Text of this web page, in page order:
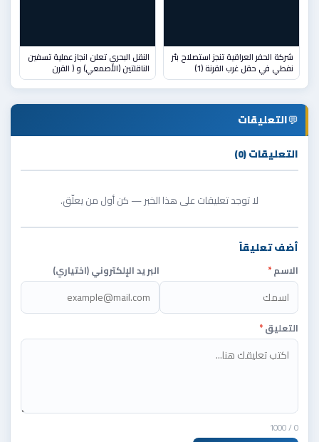
شركة الحفر العراقية تنجز استصلاح بئر
نفطي في حقل غرب القرنة (1)
النقل البحري تعلن انجاز عملية تسفين
الناقلتين (الأصمعي) و ( القرن
💬التعليقات
التعليقات (0)
لا توجد تعليقات على هذا الخبر — كن أول من يعلّق.
أضف تعليقاً
الاسم* البريد الإلكتروني (اختياري)
التعليق*
0
/ 1000